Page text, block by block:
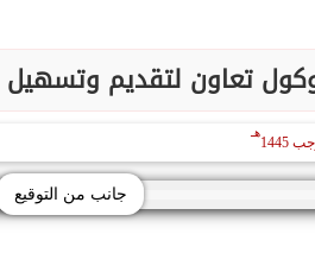
تعاون لتقديم وتسهيل
هـ
جانب من التوقيع